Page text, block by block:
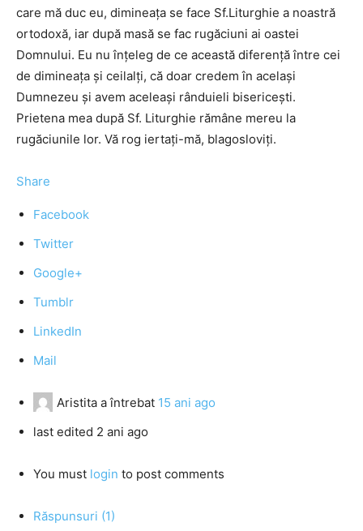
care mă duc eu, dimineaţa se face Sf.Liturghie a noastră
ortodoxă, iar după masă se fac rugăciuni ai oastei
Domnului. Eu nu înţeleg de ce această diferenţă între cei
de dimineaţa şi ceilalţi, că doar credem în acelaşi
Dumnezeu şi avem aceleaşi rânduieli bisericeşti.
Prietena mea după Sf. Liturghie rămâne mereu la
rugăciunile lor. Vă rog iertaţi-mă, blagosloviţi.
Share
Facebook
Twitter
Google+
Tumblr
LinkedIn
Mail
Aristita a întrebat 15 ani ago
last edited 2 ani ago
You must login to post comments
Răspunsuri (1)